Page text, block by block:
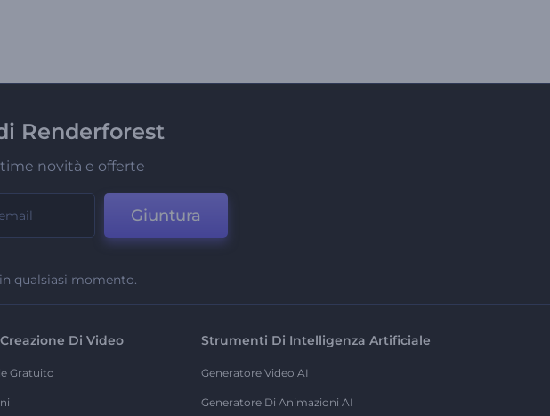
Renderforest
novità e offerte
Giuntura
qualsiasi momento.
Di Video
Gratuito
Strumenti Di Intelligenza Artificiale
Generatore Video AI
Generatore Di Animazioni AI